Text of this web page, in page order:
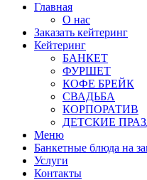
Главная
О нас
Заказать кейтеринг
Кейтеринг
БАНКЕТ
ФУРШЕТ
КОФЕ БРЕЙК
СВАДЬБА
КОРПОРАТИВ
ДЕТСКИЕ
Меню
Банкетные блюда на
Услуги
Контакты